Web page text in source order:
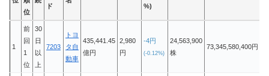
位
ド
%)
1
前
回
1
位
30
日
以
上
7203
トヨ
タ自
動車
435,441.45
億円
2,980
円
-4円
(-0.12%)
24,563,900
株
73,345,580,400円